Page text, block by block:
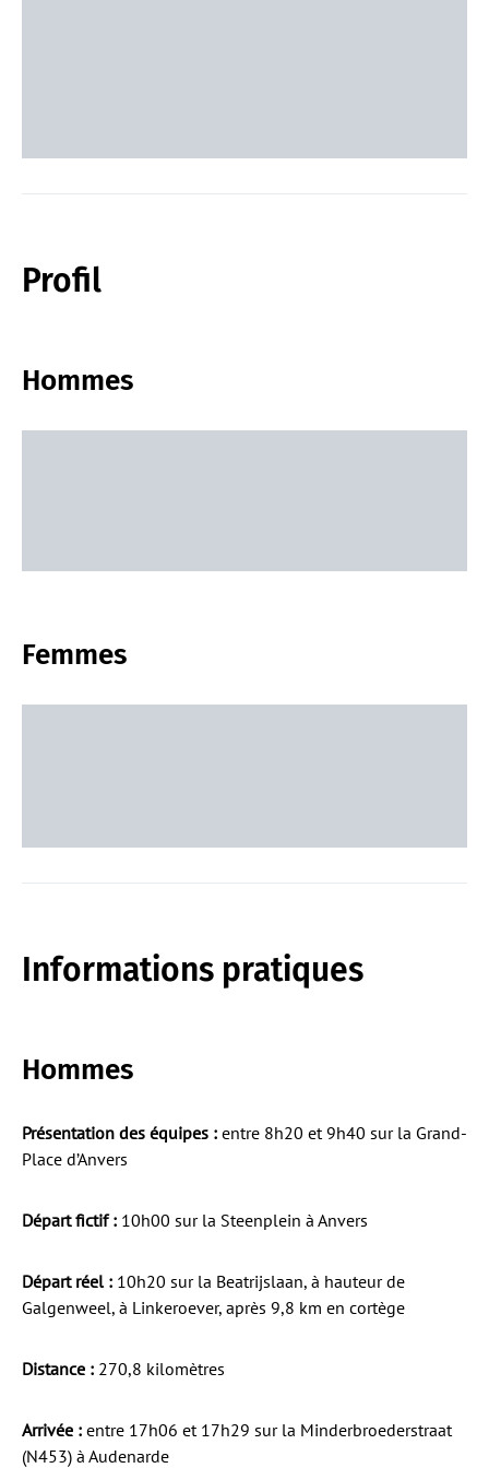
Profil
Hommes
Femmes
Informations pratiques
Hommes
Présentation des équipes : entre 8h20 et 9h40 sur la Grand-
Place d’Anvers
Départ fictif : 10h00 sur la Steenplein à Anvers
Départ réel : 10h20 sur la Beatrijslaan, à hauteur de
Galgenweel, à Linkeroever, après 9,8 km en cortège
Distance : 270,8 kilomètres
Arrivée : entre 17h06 et 17h29 sur la Minderbroederstraat
(N453) à Audenarde